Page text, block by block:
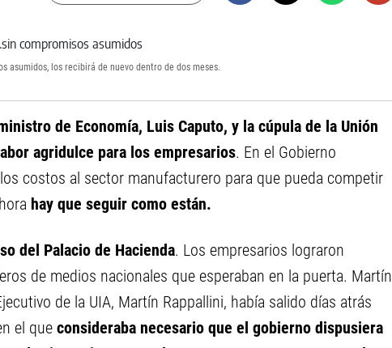
asumidos, los recibirá de nuevo dentro de dos meses.
de Economía, Luis Caputo, y la cúpula de la Unión
agridulce para los empresarios. En el Gobierno
costos al sector manufacturero para que pueda competir
hay que seguir como están.
del Palacio de Hacienda. Los empresarios lograron
de medios nacionales que esperaban en la puerta. Martín
de la UIA, Martín Rappallini, había salido días atrás
el que consideraba necesario que el gobierno dispusiera